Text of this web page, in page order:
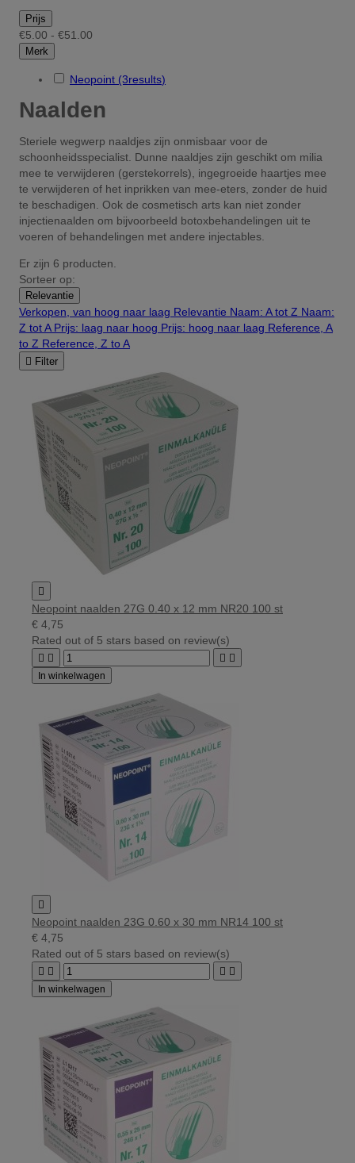
Prijs
€5.00 - €51.00
Merk
Neopoint (3results)
Naalden
Steriele wegwerp naaldjes zijn onmisbaar voor de
schoonheidsspecialist. Dunne naaldjes zijn geschikt om milia
mee te verwijderen (gerstekorrels), ingegroeide haartjes mee
te verwijderen of het inprikken van mee-eters, zonder de huid
te beschadigen. Ook de cosmetisch arts kan niet zonder
injectienaalden om bijvoorbeeld botoxbehandelingen uit te
voeren of behandelingen met andere injectables.
Er zijn 6 producten.
Sorteer op:
Relevantie
Verkopen, van hoog naar laag Relevantie Naam: A tot Z Naam:
Z tot A Prijs: laag naar hoog Prijs: hoog naar laag Reference, A
to Z Reference, Z to A
 Filter

Neopoint naalden 27G 0.40 x 12 mm NR20 100 st
€ 4,75
Rated out of 5 stars based on review(s)
   
In winkelwagen

Neopoint naalden 23G 0.60 x 30 mm NR14 100 st
€ 4,75
Rated out of 5 stars based on review(s)
   
In winkelwagen